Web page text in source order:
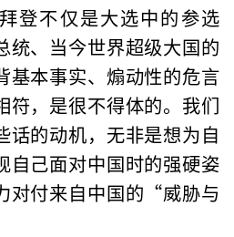
登不仅是大选中的参选
统、当今世界超级大国的
基本事实、煽动性的危言
符，是很不得体的。我们
话的动机，无非是想为自
自己面对中国时的强硬姿
对付来自中国的“威胁与